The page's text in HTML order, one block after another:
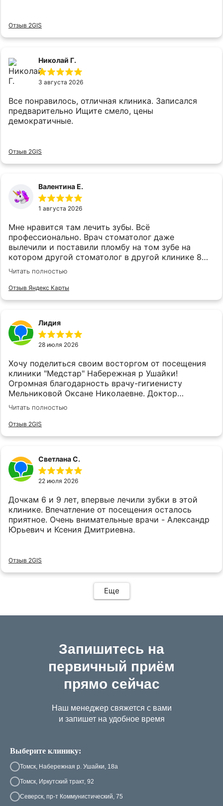
Отзыв 2GIS
Николай Г.
3 августа 2026
Все понравилось, отличная клиника. Записался
предварительно Ищите смело, цены
демократичные.
Отзыв 2GIS
Валентина Е.
1 августа 2026
Мне нравится там лечить зубы. Всё
профессионально. Врач стоматолог даже
вылечили и поставили пломбу на том зубе на
котором другой стоматолог в другой клинике 8
лет назад крест поставил,и сказал нужно удалить.
Сыну там же зубы лечим,и удаляем. Мужчина
детский стоматолог всё делает качественно. А
Читать полностью
Отзыв Яндекс Карты
Лидия
28 июля 2026
Хочу поделиться своим восторгом от посещения
клиники "Медстар" Набережная р Ушайки!
Огромная благодарность врачу-гигиенисту
Мельниковой Оксане Николаевне. Доктор
внимательная, тактичная, профессионал своего
дела. Я еду за услугой за 400 км, т.к. Оксане
Николаевне доверяю безоговорочно. Регулярно
быстро, качественно и комфортно. Также получаю
полную информацию по уходу и подбору средств.
Рекомендую однозначно! В самой клинике очень
прекрасную атмосферу. Всем крепкого здоровья и
процветания!
Читать полностью
Отзыв 2GIS
Светлана С.
22 июля 2026
Дочкам 6 и 9 лет, впервые лечили зубки в этой
клинике. Впечатление от посещения осталось
приятное. Очень внимательные врачи - Александр
Юрьевич и Ксения Дмитриевна.
Отзыв 2GIS
Еще
Запишитесь на
первичный приём
прямо сейчас
Наш менеджер свяжется с вами
и запишет на удобное время
Выберите клинику:
Томск, Набережная р. Ушайки, 18а
Томск, Иркутский тракт, 92
Северск, пр-т Коммунистический, 75